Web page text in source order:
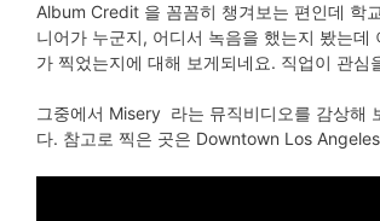
Album Credit 을 꼼꼼히 챙겨보는 편인데 학
니어가 누군지, 어디서 녹음을 했는지 봤는데
가 찍었는지에 대해 보게되네요. 직업이 관심
그중에서 Misery 라는 뮤직비디오를 감상해
다. 참고로 찍은 곳은 Downtown Los